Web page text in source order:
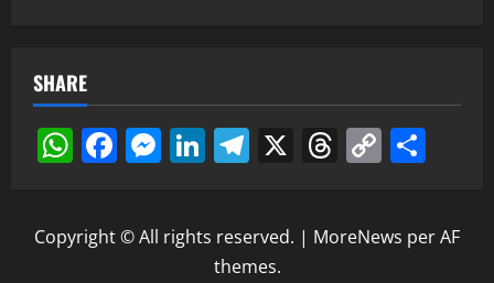
SHARE
WhatsApp
Facebook
Messenger
LinkedIn
Telegram
X Threads
Copy
Copyright © All rights reserved. | MoreNews per AF
themes.